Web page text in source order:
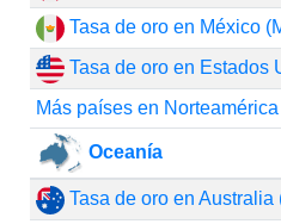
Tasa de oro en México
Tasa de oro en Estados
Más países en Norteamérica
Oceanía
Tasa de oro en Australia